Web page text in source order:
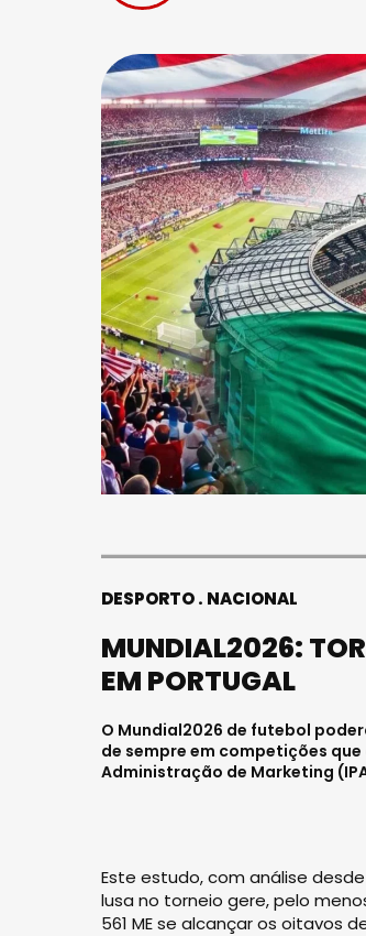
DESPORTO NACIONAL
MUNDIAL2026:
EM PORTUGAL
O Mundial2026 de futebol
de sempre em competições
Administração de Marketing
Este estudo, com análise
lusa no torneio gere, pelo
561 ME se alcançar os oitavos